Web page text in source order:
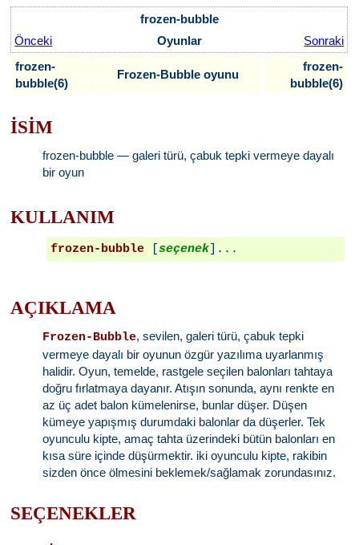
frozen-bubble
Önceki
Oyunlar
Sonraki
frozen-
bubble(6)
Frozen-Bubble oyunu
frozen-
bubble(6)
İSİM
frozen-bubble — galeri türü, çabuk tepki vermeye dayalı
bir oyun
KULLANIM
frozen-bubble [ seçenek
AÇIKLAMA
Frozen-Bubble, sevilen, galeri türü, çabuk tepki
vermeye dayalı bir oyunun özgür yazılıma uyarlanmış
halidir. Oyun, temelde, rastgele seçilen balonları tahtaya
doğru fırlatmaya dayanır. Atışın sonunda, aynı renkte en
az üç adet balon kümelenirse, bunlar düşer. Düşen
kümeye yapışmış durumdaki balonlar da düşerler. Tek
oyunculu kipte, amaç tahta üzerindeki bütün balonları en
kısa süre içinde düşürmektir. iki oyunculu kipte, rakibin
sizden önce ölmesini beklemek/sağlamak zorundasınız.
SEÇENEKLER